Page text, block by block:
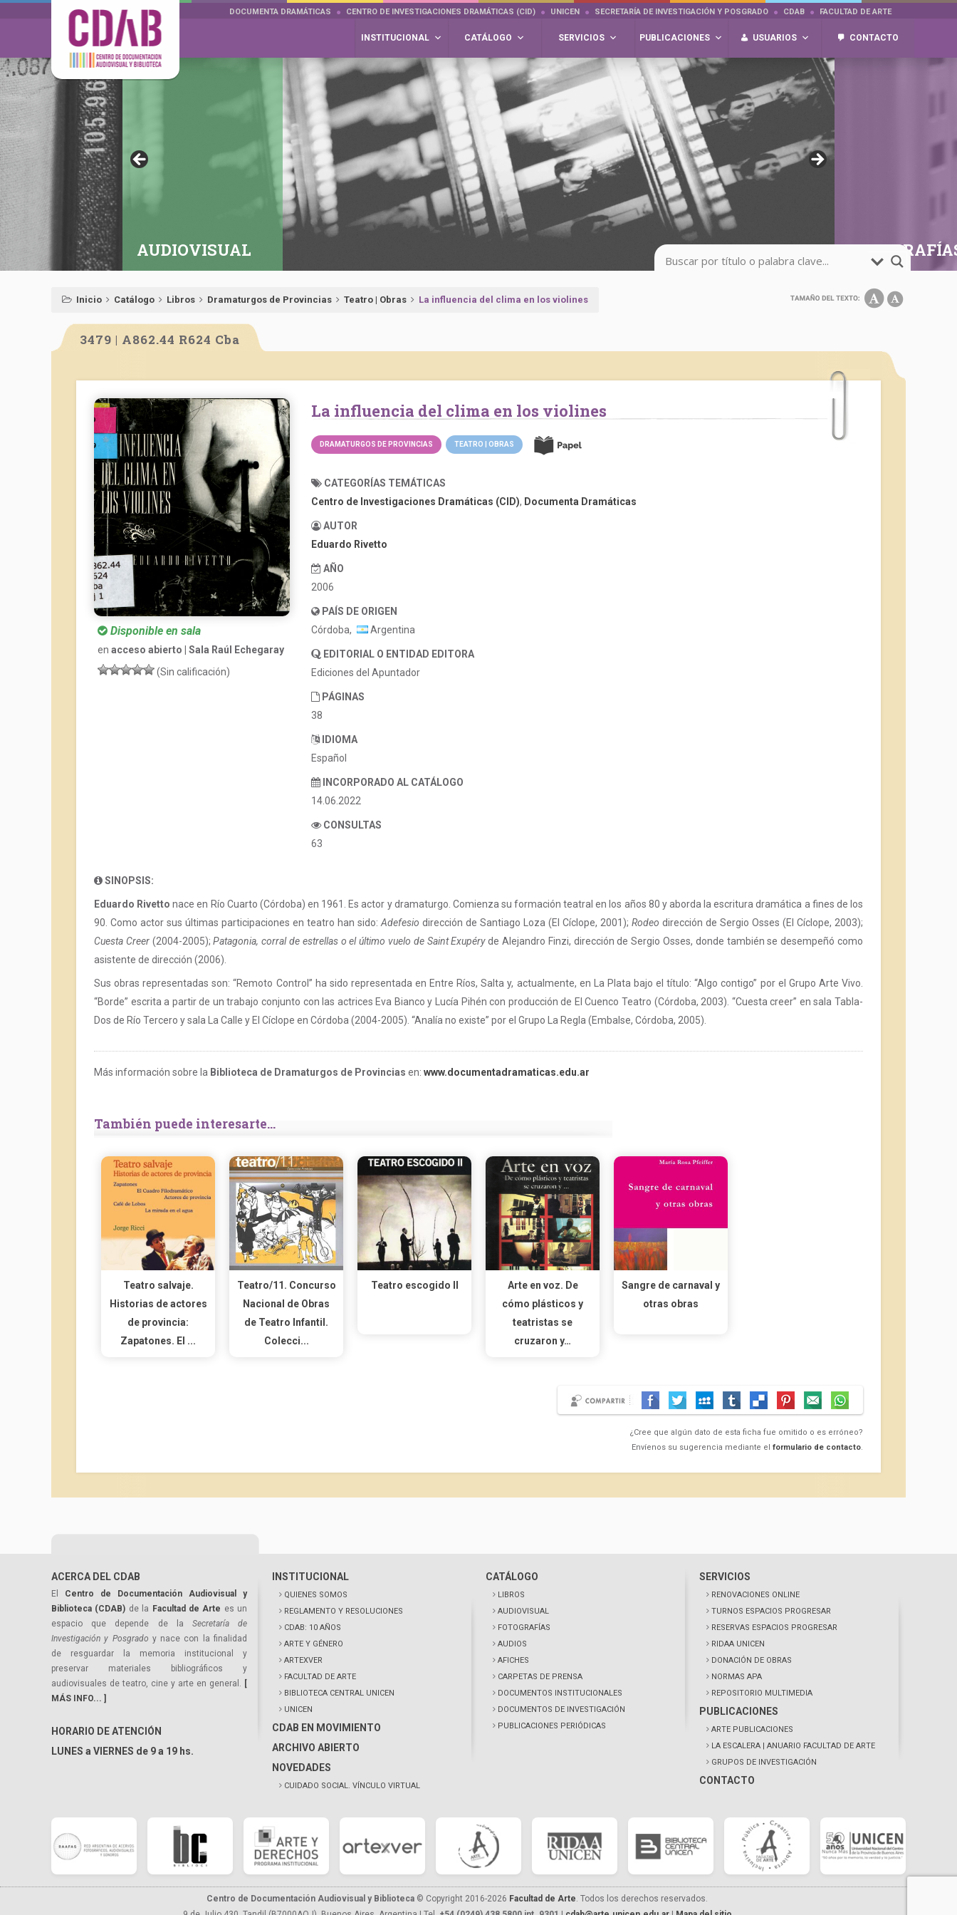
DOCUMENTA DRAMÁTICAS CENTRO DE INVESTIGACIONES DRAMÁTICAS (CID) UNICEN SECRETARÍA DE INVESTIGACIÓN Y POSGRADO CDAB FACULTAD DE ARTE
INSTITUCIONAL CATÁLOGO SERVICIOS PUBLICACIONES USUARIOS CONTACTO
AUDIOVISUAL
Inicio Catálogo Libros Dramaturgos de Provincias Teatro | Obras La influencia del clima en los violines
3479 | A862.44 R624 Cba
Disponible en sala
en acceso abierto | Sala Raúl Echegaray
(Sin calificación)
La influencia del clima en los violines
DRAMATURGOS DE PROVINCIAS TEATRO | OBRAS
CATEGORÍAS TEMÁTICAS
Centro de Investigaciones Dramáticas (CID), Documenta Dramáticas
AUTOR
Eduardo Rivetto
AÑO
2006
PAÍS DE ORIGEN
Córdoba,
Argentina
EDITORIAL O ENTIDAD EDITORA
Ediciones del Apuntador
PÁGINAS
38
IDIOMA
Español
INCORPORADO AL CATÁLOGO
14.06.2022
CONSULTAS
63
SINOPSIS:
Eduardo Rivetto nace en Río Cuarto (Córdoba) en 1961. Es actor y dramaturgo. Comienza su formación teatral en los años 80 y aborda la escritura dramática a fines de los
90. Como actor sus últimas participaciones en teatro han sido: Adefesio dirección de Santiago Loza (El Cíclope, 2001); Rodeo dirección de Sergio Osses (El Cíclope, 2003);
Cuesta Creer(2004-2005);Patagonia, corral de estrellas o el último vuelo de Saint Exupéryde Alejandro Finzi, dirección de Sergio Osses, donde también se desempeñó como
asistente de dirección (2006).
Sus obras representadas son: “Remoto Control” ha sido representada en Entre Ríos, Salta y, actualmente, en La Plata bajo el título: “Algo contigo” por el Grupo Arte Vivo.
“Borde” escrita a partir de un trabajo conjunto con las actrices Eva Bianco y Lucía Pihén con producción de El Cuenco Teatro (Córdoba, 2003). “Cuesta creer” en sala Tabla-
Dos de Río Tercero y sala La Calle y El Cíclope en Córdoba (2004-2005). “Analía no existe” por el Grupo La Regla (Embalse, Córdoba, 2005).
Más información sobre la Biblioteca de Dramaturgos de Provincias en: www.documentadramaticas.edu.ar
También puede interesarte...
Teatro salvaje.
Historias de actores
de provincia:
Zapatones. El ...
Teatro/11. Concurso
Nacional de Obras
de Teatro Infantil.
Colecci...
Teatro escogido II
Arte en voz. De
cómo plásticos y
teatristas se
cruzaron y…
Sangre de carnaval y
otras obras
¿Cree que algún dato de esta ficha fue omitido o es erróneo?
Envíenos su sugerencia mediante el formulario de contacto.
ACERCA DEL CDAB
El Centro de Documentación Audiovisual y
Biblioteca (CDAB) de la Facultad de Arte es un
espacio que depende de la Secretaría de
Investigación y Posgrado y nace con la finalidad
de resguardar la memoria institucional y
preservar materiales bibliográficos y
audiovisuales de teatro, cine y arte en general. [
MÁS INFO... ]
HORARIO DE ATENCIÓN
LUNES a VIERNES de 9 a 19 hs.
INSTITUCIONAL
QUIENES SOMOS
REGLAMENTO Y RESOLUCIONES
CDAB: 10 AÑOS
ARTE Y GÉNERO
ARTEXVER
FACULTAD DE ARTE
BIBLIOTECA CENTRAL UNICEN
UNICEN
CDAB EN MOVIMIENTO
ARCHIVO ABIERTO
NOVEDADES
CUIDADO SOCIAL. VÍNCULO VIRTUAL
CATÁLOGO
LIBROS
AUDIOVISUAL
FOTOGRAFÍAS
AUDIOS
AFICHES
CARPETAS DE PRENSA
DOCUMENTOS INSTITUCIONALES
DOCUMENTOS DE INVESTIGACIÓN
PUBLICACIONES PERIÓDICAS
SERVICIOS
RENOVACIONES ONLINE
TURNOS ESPACIOS PROGRESAR
RESERVAS ESPACIOS PROGRESAR
RIDAA UNICEN
DONACIÓN DE OBRAS
NORMAS APA
REPOSITORIO MULTIMEDIA
PUBLICACIONES
ARTE PUBLICACIONES
LA ESCALERA | ANUARIO FACULTAD DE ARTE
GRUPOS DE INVESTIGACIÓN
CONTACTO
Centro de Documentación Audiovisual y Biblioteca © Copyright 2016-2026 Facultad de Arte. Todos los derechos reservados.